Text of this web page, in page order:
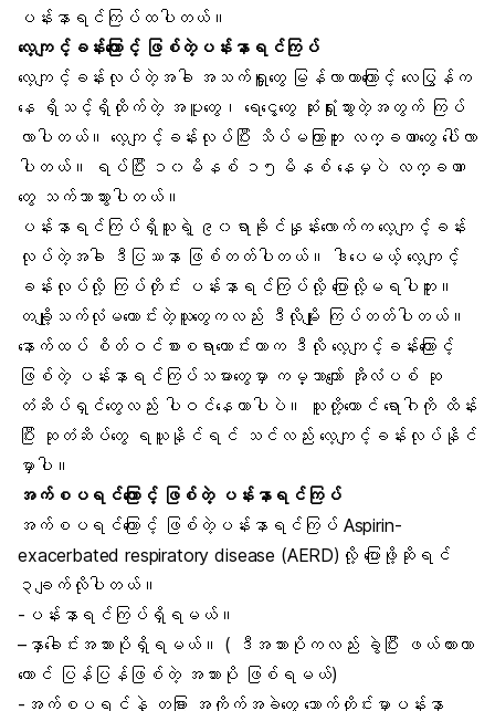
ပန်းနာရင်ကြပ်ထပါတယ်။
လေ့ကျင့်ခန်းကြောင့် ဖြစ်တဲ့ပန်းနာရင်ကြပ်
လေ့ကျင့်ခန်းလုပ်တဲ့အခါ အသက်ရှူတွေ မြန်လာတာကြောင့် လေပြွန်က
နေ ရှိသင့်ရှိထိုက်တဲ့ အပူတွေ၊ ရေငွေ့တွေ ဆုံးရှုံးသွားတဲ့အတွက် ကြပ်
လာပါတယ်။ လေ့ကျင့်ခန်းလုပ်ပြီး သိပ်မကြာဘူး လက္ခဏာတွေ ပေါ်လာ
ပါတယ်။ ရပ်ပြီး ၁၀မိနစ် ၁၅မိနစ် နေမှပဲ လက္ခဏာ
တွေ သက်သာသွားပါတယ်။
ပန်းနာရင်ကြပ်ရှိသူရဲ့ ၉၀ရာခိုင်နှုန်းလောက်က လေ့ကျင့်ခန်း
လုပ်တဲ့အခါ ဒီပြဿနာ ဖြစ်တတ်ပါတယ်။ ဒါပေမယ့် လေ့ကျင့်
ခန်းလုပ်လို့ ကြပ်တိုင်း ပန်းနာရင်ကြပ်လို့ ပြောလို့မရပါဘူး။
တချို့သက်လုံမကောင်းတဲ့သူတွေကလည်း ဒီလိုမျိုး ကြပ်တတ်ပါတယ်။
နောက်ထပ် စိတ်ဝင်စားစရာကောင်းတာက ဒီလို လေ့ကျင့်ခန်းကြောင့်
ဖြစ်တဲ့ ပန်းနာရင်ကြပ်သမားတွေမှာ ကမ္ဘာကျော် အိုလံပစ် ဆု
တံဆိပ်ရှင်တွေလည်း ပါဝင်နေတာပါပဲ။ သူတို့တောင် ရောဂါကို ထိန်း
ပြီး ဆုတံဆိပ်တွေ ရယူနိုင်ရင် သင်လည်း လေ့ကျင့်ခန်းလုပ်နိုင်
မှာပါ။
အက်စပရင်ကြောင့် ဖြစ်တဲ့ ပန်းနာရင်ကြပ်
အက်စပရင်ကြောင့် ဖြစ်တဲ့ပန်းနာရင်ကြပ် Aspirin-
exacerbated respiratory disease (AERD)လို့ ပြောဖို့ဆိုရင်
၃ချက်လိုပါတယ်။
-ပန်းနာရင်ကြပ်ရှိရမယ်။
–နှာခေါင်းအသားပို ရှိရမယ်။ ( ဒီအသားပိုကလည်း ခွဲပြီး ဖယ်ထားတာ
တောင် ပြန်ပြန်ဖြစ်တဲ့ အသားပို ဖြစ်ရမယ်)
-အက်စပရင်နဲ့ တခြား အကိုက်အခဲတွေ သောက်တိုင်းမှာပန်းနာ